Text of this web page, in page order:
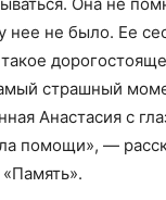
нее не было. Ее
страшный
Анастасия с
помощи», —